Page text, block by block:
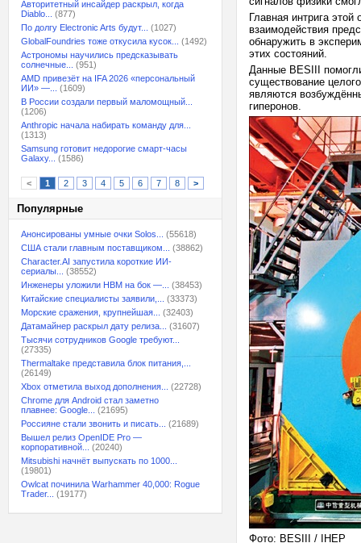
Авторитетный инсайдер раскрыл, когда
Diablo...
(877)
По долгу Electronic Arts будут...
(1027)
GlobalFoundries тоже откусила кусок...
(1492)
Астрономы научились предсказывать
солнечные...
(951)
AMD привезёт на IFA 2026 «персональный
ИИ» —...
(1609)
В России создали первый маломощный...
(1206)
Anthropic начала набирать команду для...
(1313)
Samsung готовит недорогие смарт-часы
Galaxy...
(1586)
< 1 2 3 4 5 6 7 8 >
Популярные
Анонсированы умные очки Solos...
(55618)
США стали главным поставщиком...
(38862)
Character.AI запустила короткие ИИ-
сериалы...
(38552)
Инженеры уложили HBM на бок —...
(38453)
Китайские специалисты заявили,...
(33373)
Морские сражения, крупнейшая...
(32403)
Датамайнер раскрыл дату релиза...
(31607)
Тысячи сотрудников Google требуют...
(27335)
Thermaltake представила блок питания,...
(26149)
Xbox отметила выход дополнения...
(22728)
Chrome для Android стал заметно
плавнее: Google...
(21695)
Россияне стали звонить и писать...
(21689)
Вышел релиз OpenIDE Pro —
корпоративной...
(20240)
Mitsubishi начнёт выпускать по 1000...
(19801)
Owlcat починила Warhammer 40,000: Rogue
Trader...
(19177)
Главная интрига
взаимодействия
обнаружить в
этих состояний.
Данные BESIII
существование
являются
гиперонов.
Фото: BESIII / IHEP